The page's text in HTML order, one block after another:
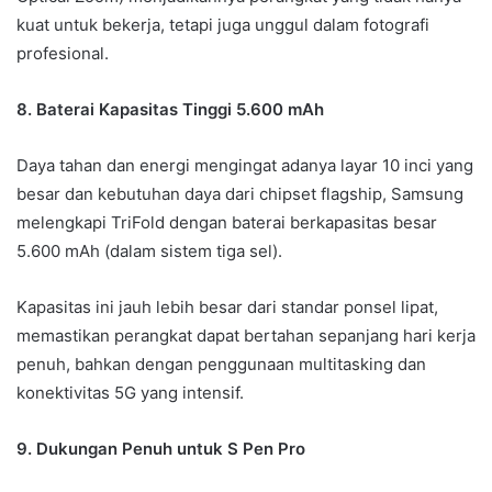
kuat untuk bekerja, tetapi juga unggul dalam fotografi
profesional.
8. Baterai Kapasitas Tinggi 5.600 mAh
Daya tahan dan energi mengingat adanya layar 10 inci yang
besar dan kebutuhan daya dari chipset flagship, Samsung
melengkapi TriFold dengan baterai berkapasitas besar
5.600 mAh (dalam sistem tiga sel).
Kapasitas ini jauh lebih besar dari standar ponsel lipat,
memastikan perangkat dapat bertahan sepanjang hari kerja
penuh, bahkan dengan penggunaan multitasking dan
konektivitas 5G yang intensif.
9. Dukungan Penuh untuk S Pen Pro